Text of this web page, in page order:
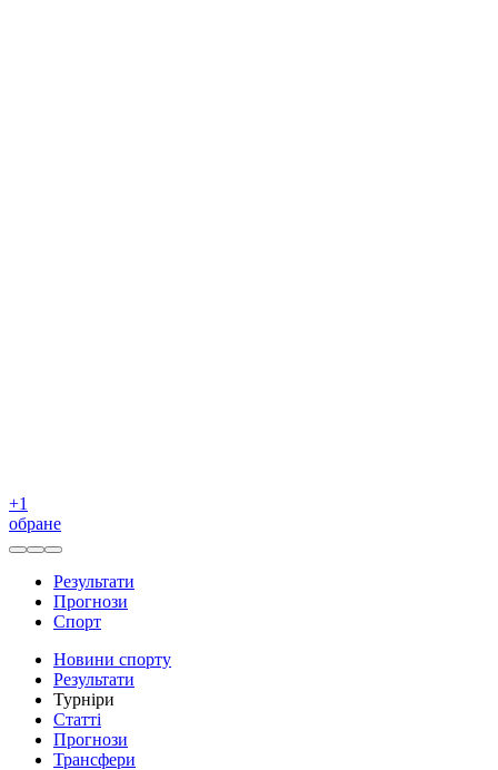
+1
обране
Результати
Прогнози
Спорт
Новини спорту
Результати
Турніри
Статті
Прогнози
Трансфери